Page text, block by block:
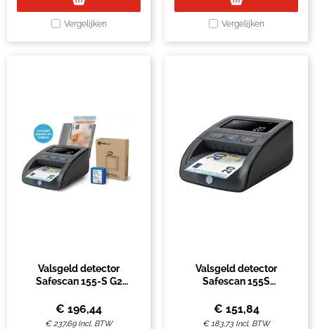
Vergelijken Vergelijken
Valsgeld detector
Safescan 155-S G2
oplaadbare batterij en
biljetten stacker
€ 196,44
€237,69 Incl. BTW
Valsgeld detector
Safescan 155S
€ 151,84
€183,73 Incl. BTW